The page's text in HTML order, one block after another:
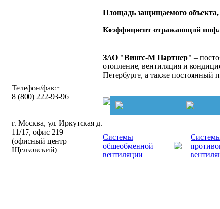
Площадь защищаемого
Коэффициент отражающий
Телефон/факс:
8 (800) 222-93-96
г. Москва, ул. Иркутская д.
11/17, офис 219
(офисный центр
Щелковский)
ЗАО "Вингс-М Партнер" –
отопление, вентиляция и
Петербурге, а также постоянный
Системы
общеобменной
вентиляции